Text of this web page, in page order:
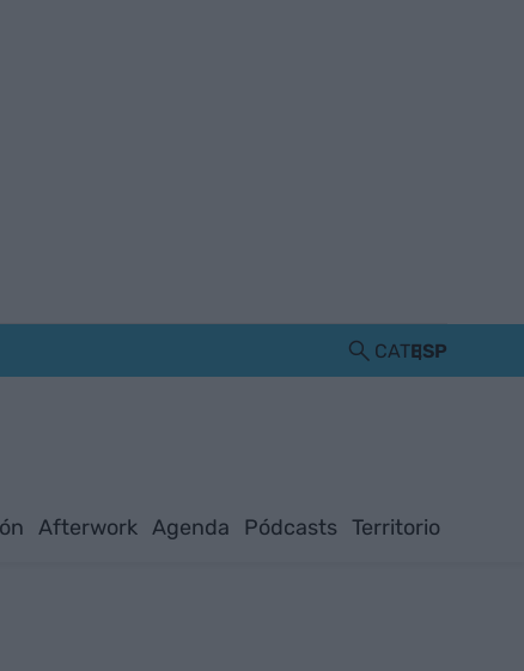
CATESP
Afterwork Agenda Pódcasts Territorio